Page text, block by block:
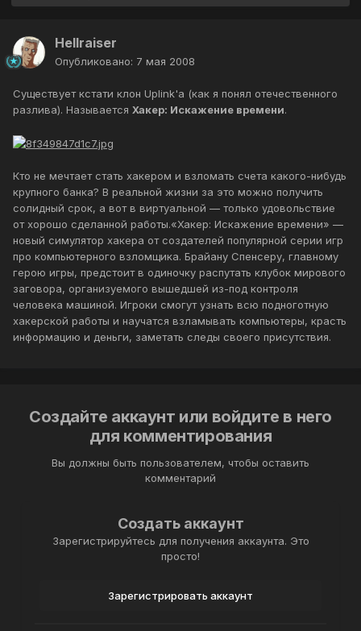
Hellraiser
Опубликовано: 7 мая 2008
Существует кстати клон Uplink'а (как я понял отечественного
разлива). Называется Хакер: Искажение времени.
Кто не мечтает стать хакером и взломать счета какого-нибудь
крупного банка? В реальной жизни за это можно получить
солидный срок, а вот в виртуальной — только удовольствие
от хорошо сделанной работы.«Хакер: Искажение времени» —
новый симулятор хакера от создателей популярной серии игр
про компьютерного взломщика. Брайану Спенсеру, главному
герою игры, предстоит в одиночку распутать клубок мирового
заговора, организуемого вышедшей из-под контроля
человека машиной. Игроки смогут узнать всю подноготную
хакерской работы и научатся взламывать компьютеры, красть
информацию и деньги, заметать следы своего присутствия.
Создайте аккаунт или войдите в него
для комментирования
Вы должны быть пользователем, чтобы оставить
комментарий
Создать аккаунт
Зарегистрируйтесь для получения аккаунта. Это
просто!
Зарегистрировать аккаунт